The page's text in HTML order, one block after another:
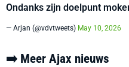
Ondanks zijn doelpunt
— Arjan (@vdvtweets) May 10, 2026
➡️ Meer Ajax nieuws